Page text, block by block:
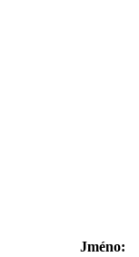
Jméno: